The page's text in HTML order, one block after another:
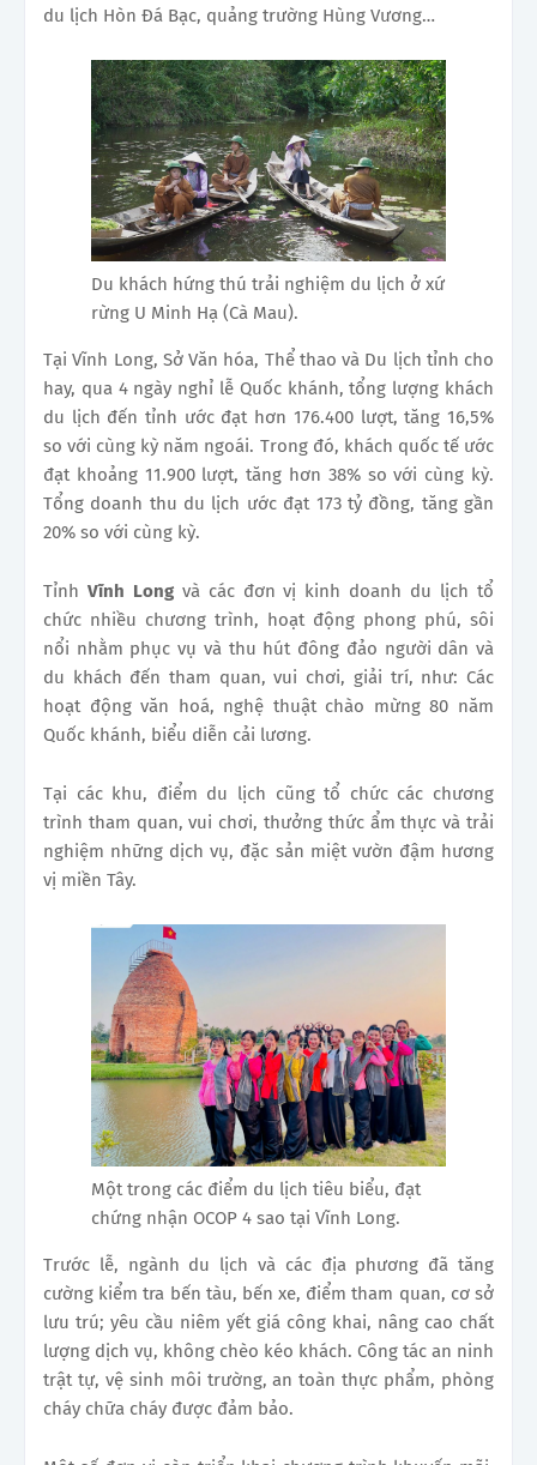
du lịch Hòn Đá Bạc, quảng trường Hùng Vương…
Du khách hứng thú trải nghiệm du lịch ở xứ
rừng U Minh Hạ (Cà Mau).
Tại Vĩnh Long, Sở Văn hóa, Thể thao và Du lịch tỉnh cho
hay, qua 4 ngày nghỉ lễ Quốc khánh, tổng lượng khách
du lịch đến tỉnh ước đạt hơn 176.400 lượt, tăng 16,5%
so với cùng kỳ năm ngoái. Trong đó, khách quốc tế ước
đạt khoảng 11.900 lượt, tăng hơn 38% so với cùng kỳ.
Tổng doanh thu du lịch ước đạt 173 tỷ đồng, tăng gần
20% so với cùng kỳ.
Tỉnh Vĩnh Longvà các đơn vị kinh doanh du lịch tổ
chức nhiều chương trình, hoạt động phong phú, sôi
nổi nhằm phục vụ và thu hút đông đảo người dân và
du khách đến tham quan, vui chơi, giải trí, như: Các
hoạt động văn hoá, nghệ thuật chào mừng 80 năm
Quốc khánh, biểu diễn cải lương.
Tại các khu, điểm du lịch cũng tổ chức các chương
trình tham quan, vui chơi, thưởng thức ẩm thực và trải
nghiệm những dịch vụ, đặc sản miệt vườn đậm hương
vị miền Tây.
Một trong các điểm du lịch tiêu biểu, đạt
chứng nhận OCOP 4 sao tại Vĩnh Long.
Trước lễ, ngành du lịch và các địa phương đã tăng
cường kiểm tra bến tàu, bến xe, điểm tham quan, cơ sở
lưu trú; yêu cầu niêm yết giá công khai, nâng cao chất
lượng dịch vụ, không chèo kéo khách. Công tác an ninh
trật tự, vệ sinh môi trường, an toàn thực phẩm, phòng
cháy chữa cháy được đảm bảo.